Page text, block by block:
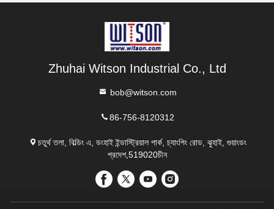
Zhuhai Witson Industrial Co., Ltd
bob@witson.com
86-756-8120312
চতুর্থ তলা, বিল্ডিং এ, ডংহাই ইন্ডাস্ট্রিয়াল পার্ক, চ্যাংপিং রোড, ঝুহাই, গুয়াংডং
প্রদেশ,519020চীন